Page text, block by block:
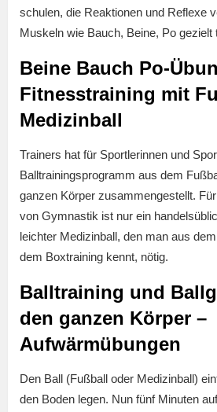
schulen, die Reaktionen und Reflexe
Muskeln wie Bauch, Beine, Po gezielt
Beine Bauch Po-
Fitnesstraining mit
Medizinball
Trainers hat für Sportlerinnen und
Balltrainingsprogramm aus dem
ganzen Körper zusammengestellt.
von Gymnastik ist nur ein
leichter Medizinball, den man aus
dem Boxtraining kennt, nötig.
Balltraining und
den ganzen Körper –
Aufwärmübungen
Den Ball (Fußball oder Medizinball)
den Boden legen. Nun fünf Minuten